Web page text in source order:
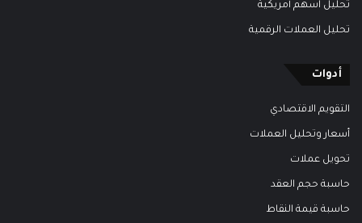
تحليل اسهم أمريكية
تحليل العملات الرقمية
أدوات
التقويم الاقتصادي
أسعار وتحليل العملات
تحويل عملات
حاسبة حجم العقد
حاسبة قيمة النقاط